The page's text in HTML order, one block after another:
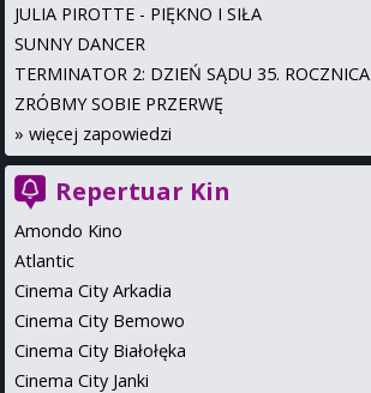
JULIA PIROTTE - PIĘKNO I SIŁA
SUNNY DANCER
TERMINATOR 2: DZIEŃ SĄDU 35. ROCZNICA
ZRÓBMY SOBIE PRZERWĘ
» więcej zapowiedzi
Repertuar Kin
Amondo Kino
Atlantic
Cinema City Arkadia
Cinema City Bemowo
Cinema City Białołęka
Cinema City Janki